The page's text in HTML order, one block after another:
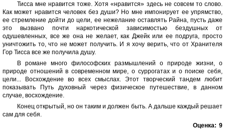
Тисса мне нравится тоже. Хотя «нравится» здесь не совсем то слово.
Как может нравится человек без души? Но мне импонирует ее упрямство,
ее стремление дойти до цели, ее нежелание оставлять Райна, пусть даже
это вызвано почти наркотической зависимостью бездушных от
одушевленных, все же она не желает, как Джейк или ее подруга, просто
уничтожить то, что не может получить. И я хочу верить, что от Хранителя
Гор Тисса все же получила душу.
В романе много философских размышлений о природе жизни, о
природе отношений в современном мире, о суррогатах и о поиске себя,
цели... Восхождение во всех смыслах. Этот творческий тандем любит
показывать Путь духовный через физическое путешествие, в данном
случае, восхождение.
Конец открытый, но он таким и должен быть. А дальше каждый решает
сам для себя.
Оценка: 9